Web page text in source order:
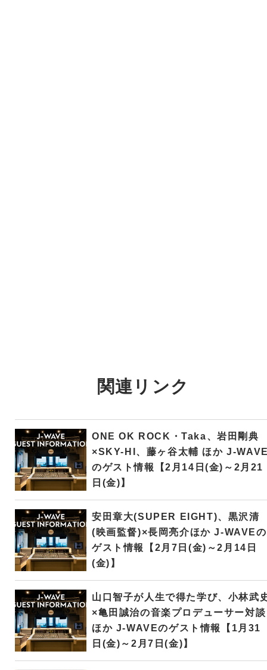
関連リンク
ONE OK ROCK・Taka、岩田剛典
×SKY-HI、藤ヶ谷太輔 ほか J-
のゲスト情報【2月14日(金)～2月21
日(金)】
安田章大(SUPER EIGHT)、黒沢清
(映画監督)×長岡亮介ほか J-WAVEの
ゲスト情報【2月7日(金)～2月14日
(金)】
山口智子が人生で得た学び、小林武
×亀田誠治の音楽プロデューサー対談
ほか J-WAVEのゲスト情報【1月31
日(金)～2月7日(金)】